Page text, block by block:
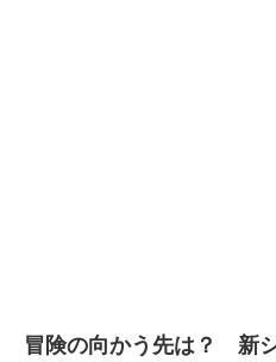
冒険の向かう先は？ 新